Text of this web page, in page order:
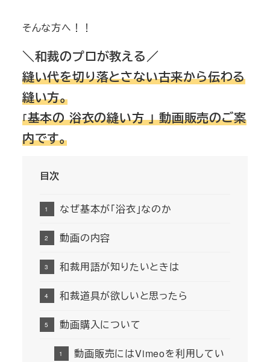
そんな方へ！！
＼和裁のプロが教える／
縫い代を切り落とさない古来から伝わる
縫い方。
「基本の 浴衣の縫い方 」 動画販売のご案
内です。
目次
なぜ基本が「浴衣」なのか
動画の内容
和裁用語が知りたいときは
和裁道具が欲しいと思ったら
動画購入について
動画販売にはVimeoを利用してい